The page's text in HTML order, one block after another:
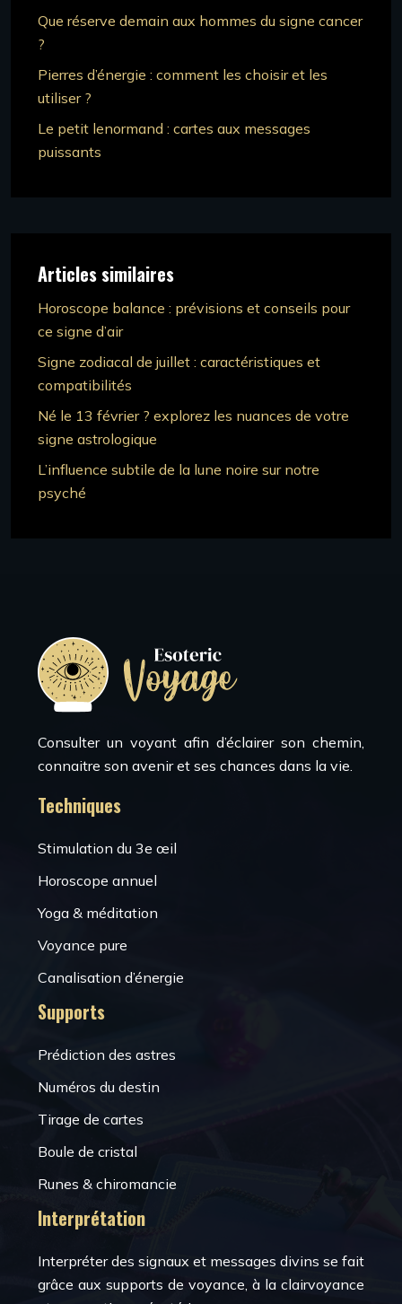
Que réserve demain aux hommes du signe cancer
?
Pierres d’énergie : comment les choisir et les
utiliser ?
Le petit lenormand : cartes aux messages
puissants
Articles similaires
Horoscope balance : prévisions et conseils pour
ce signe d’air
Signe zodiacal de juillet : caractéristiques et
compatibilités
Né le 13 février ? explorez les nuances de votre
signe astrologique
L’influence subtile de la lune noire sur notre
psyché
Consulter un voyant afin d’éclairer son chemin,
connaitre son avenir et ses chances dans la vie.
Techniques
Stimulation du 3e œil
Horoscope annuel
Yoga & méditation
Voyance pure
Canalisation d’énergie
Supports
Prédiction des astres
Numéros du destin
Tirage de cartes
Boule de cristal
Runes & chiromancie
Interprétation
Interpréter des signaux et messages divins se fait
grâce aux supports de voyance, à la clairvoyance